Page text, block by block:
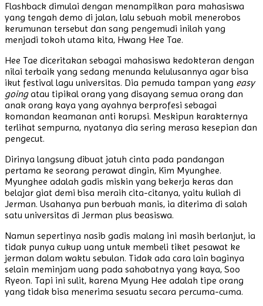
Flashback dimulai dengan menampilkan para mahasiswa
yang tengah demo di jalan, lalu sebuah mobil menerobos
kerumunan tersebut dan sang pengemudi inilah yang
menjadi tokoh utama kita, Hwang Hee Tae.
Hee Tae diceritakan sebagai mahasiswa kedokteran dengan
nilai terbaik yang sedang menunda kelulusannya agar bisa
ikut festival lagu universitas. Dia pemuda tampan yang easy
goingatau tipikal orang yang disayang semua orang dan
anak orang kaya yang ayahnya berprofesi sebagai
komandan keamanan anti korupsi. Meskipun karakternya
terlihat sempurna, nyatanya dia sering merasa kesepian dan
pengecut.
Dirinya langsung dibuat jatuh cinta pada pandangan
pertama ke seorang perawat dingin, Kim Myunghee.
Myunghee adalah gadis miskin yang bekerja keras dan
belajar giat demi bisa meraih cita-citanya, yaitu kuliah di
Jerman. Usahanya pun berbuah manis, ia diterima di salah
satu universitas di Jerman plus beasiswa.
Namun sepertinya nasib gadis malang ini masih berlanjut, ia
tidak punya cukup uang untuk membeli tiket pesawat ke
jerman dalam waktu sebulan. Tidak ada cara lain baginya
selain meminjam uang pada sahabatnya yang kaya, Soo
Ryeon. Tapi ini sulit, karena Myung Hee adalah tipe orang
yang tidak bisa menerima sesuatu secara percuma-cuma.